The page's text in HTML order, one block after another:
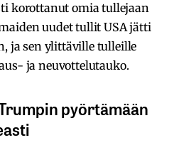
korottanut omia tullejaan
uudet tullit USA jätti
ja sen ylittäville tulleille
ja neuvottelutauko.
pyörtämään